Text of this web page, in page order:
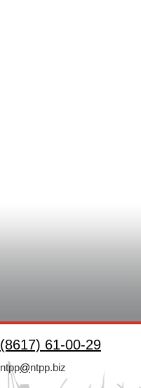
(8617) 61-00-29
ntpp@ntpp.biz